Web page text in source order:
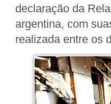
declaração da
argentina, com
realizada entre os